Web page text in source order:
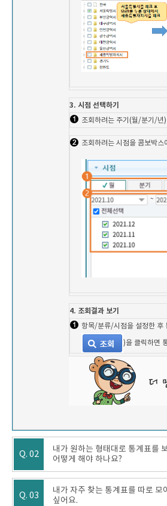
3. 시점 선택하기
조회하려는 주기(월/분기/년
조회하려는 시점을 콤보박스
4. 조회결과 보기
항목/분류/시점을 설정한 후
)을 클릭하면
Q. 02
내가 원하는 형태대로 통계표를
어떻게 해야 하나요?
Q. 03
내가 자주 찾는 통계표를 따로 모
싶어요.